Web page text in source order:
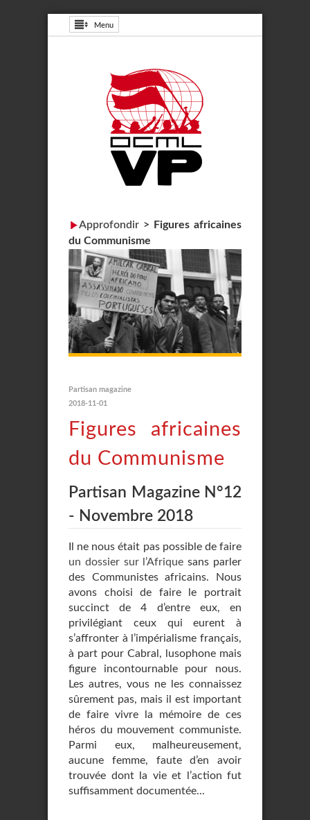
Menu
Approfondir >
Figures africaines
du Communisme
Partisan magazine
2018-11-01
Figures africaines
du Communisme
Partisan Magazine N°12
- Novembre 2018
Il ne nous était pas possible de faire
un dossier sur l’Afrique sans parler
des Communistes africains. Nous
avons choisi de faire le portrait
succinct de 4 d’entre eux, en
privilégiant ceux qui eurent à
s’affronter à l’impérialisme français,
à part pour Cabral, lusophone mais
figure incontournable pour nous.
Les autres, vous ne les connaissez
sûrement pas, mais il est important
de faire vivre la mémoire de ces
héros du mouvement communiste.
Parmi eux, malheureusement,
aucune femme, faute d’en avoir
trouvée dont la vie et l’action fut
suffisamment documentée...